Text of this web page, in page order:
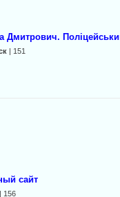
Дмитрович.
| 151
сайт
156